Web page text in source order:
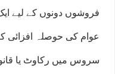
فروشوں دونوں کے لیے
عوام کی حوصلہ افزائی
سروس میں رکاوٹ یا